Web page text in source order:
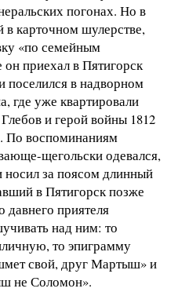
погонах. Но в
в карточном шулерстве,
«по семейным
он приехал в Пятигорск
поселился в надворном
где уже квартировали
и герой войны 1812
По воспоминаниям
щегольски одевался,
носил за поясом длинный
в Пятигорск позже
давнего приятеля
над ним: то
то эпиграмму
свой, друг Мартыш» и
не Соломон».